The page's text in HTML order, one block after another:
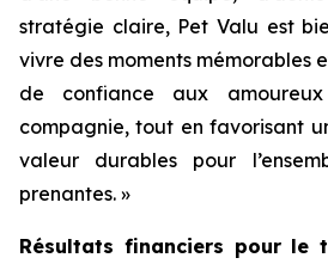
stratégie claire, Pet Valu est
vivre des moments mémorables
de confiance aux
compagnie, tout en favorisant
valeur durables pour
prenantes. »
Résultats financiers pour le